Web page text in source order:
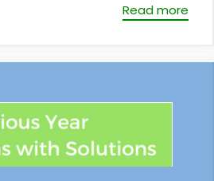
Read more